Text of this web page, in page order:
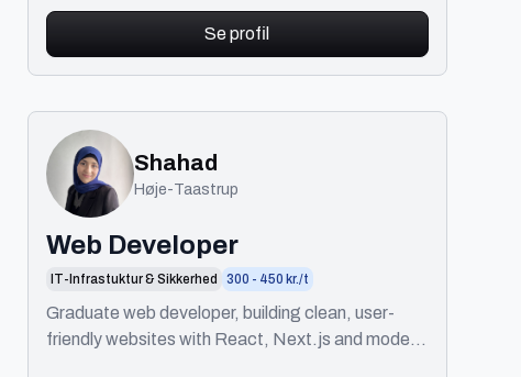
marketing
Se profil
Shahad
Høje-Taastrup
Web Developer
IT-Infrastuktur & Sikkerhed 300 - 450 kr./t
Graduate web developer, building clean, user-
friendly websites with React, Next.js and modern